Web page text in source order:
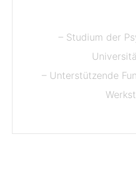
– Studium der
– Unterstützende